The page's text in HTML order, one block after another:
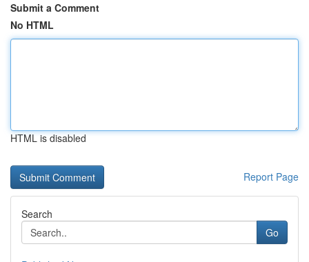
Submit a Comment
No HTML
HTML is disabled
Report Page
Search
Go